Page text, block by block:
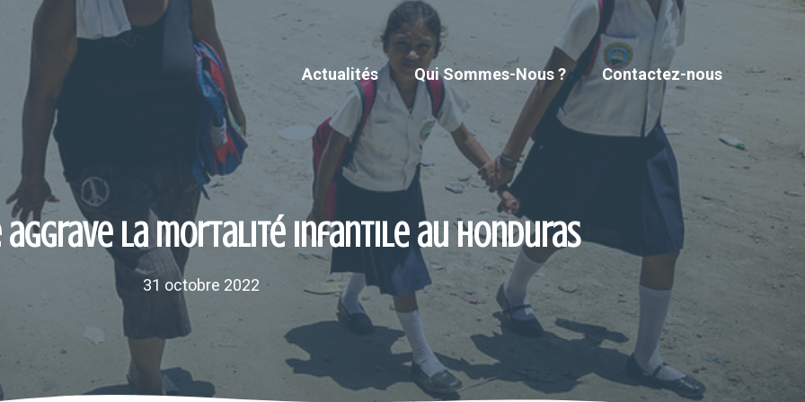
Actualités Qui Sommes-Nous ? Contactez-nous
aggrave la mortalité infantile au Honduras
31 octobre 2022